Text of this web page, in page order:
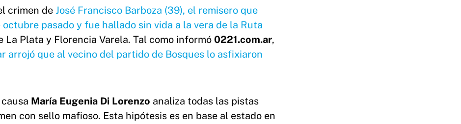
crimen de José Francisco Barboza (39), el remisero que
pasado y fue hallado sin vida a la vera de la Ruta
La Plata y Florencia Varela. Tal como informó 0221.com.ar,
arrojó que al vecino del partido de Bosques lo asfixiaron
María Eugenia Di Lorenzo analiza todas las pistas
con sello mafioso. Esta hipótesis es en base al estado en